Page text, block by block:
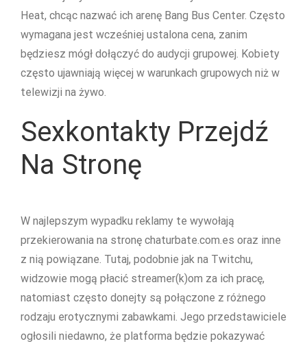
Heat, chcąc nazwać ich arenę Bang Bus Center. Często
wymagana jest wcześniej ustalona cena, zanim
będziesz mógł dołączyć do audycji grupowej. Kobiety
często ujawniają więcej w warunkach grupowych niż w
telewizji na żywo.
Sexkontakty Przejdź
Na Stronę
W najlepszym wypadku reklamy te wywołają
przekierowania na stronę chaturbate.com.es oraz inne
z nią powiązane. Tutaj, podobnie jak na Twitchu,
widzowie mogą płacić streamer(k)om za ich pracę,
natomiast często donejty są połączone z różnego
rodzaju erotycznymi zabawkami. Jego przedstawiciele
ogłosili niedawno, że platforma będzie pokazywać